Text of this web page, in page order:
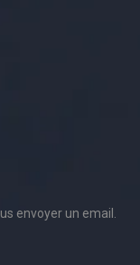
envoyer un email.